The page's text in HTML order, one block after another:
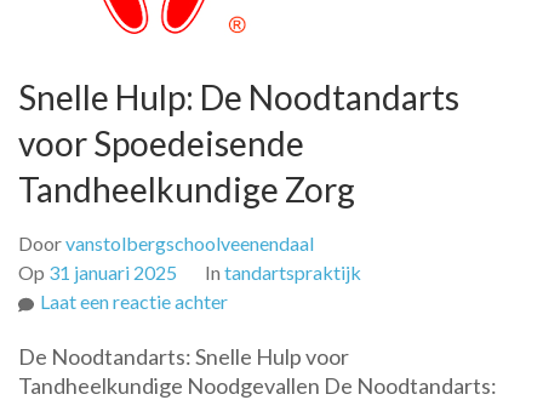
Snelle Hulp: De Noodtandarts
voor Spoedeisende
Tandheelkundige Zorg
Doorvanstolbergschoolveenendaal
Op 31 januari 2025 In tandartspraktijk
Laat een reactie achterop
Hulp:
De
De Noodtandarts: Snelle Hulp voor
Tandheelkundige Noodgevallen De Noodtandarts: